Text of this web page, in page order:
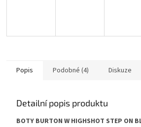
Popis Podobné (4) Diskuze
Detailní popis produktu
BOTY BURTON W HIGHSHOT STEP ON